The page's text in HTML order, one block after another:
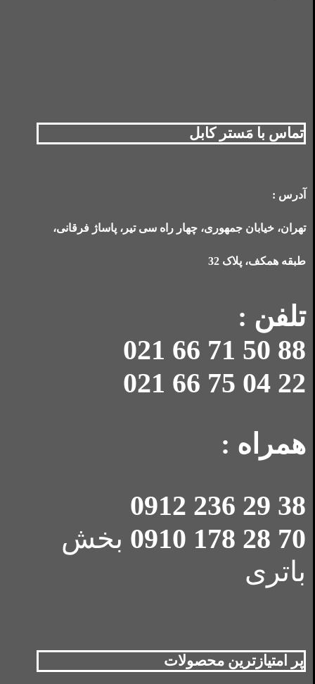
تماس با مَستر کابل
آدرس :
تهران، خیابان جمهوری، چهار راه سی تیر، پاساژ فرقانی،
طبقه همکف، پلاک 32
تلفن :
88 50 71 66 021
22 04 75 66 021
همراه :
38 29 236 0912
70 28 178 0910
بخش
باتری
پر امتیازترین محصولات